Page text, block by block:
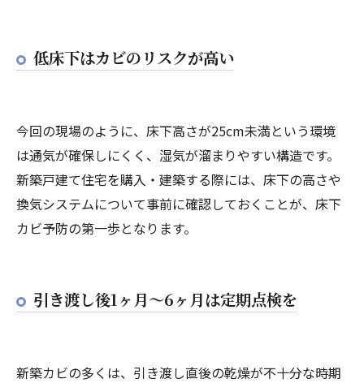
低床下はカビのリスクが高い
今回の現場のように、床下高さが25cm未満という環境
は通気が確保しにくく、湿気が溜まりやすい構造です。
新築戸建て住宅を購入・建築する際には、床下の高さや
換気システムについて事前に確認しておくことが、床下
カビ予防の第一歩となります。
引き渡し後1ヶ月～6ヶ月は定期点検を
新築カビの多くは、引き渡し直後の乾燥が不十分な時期